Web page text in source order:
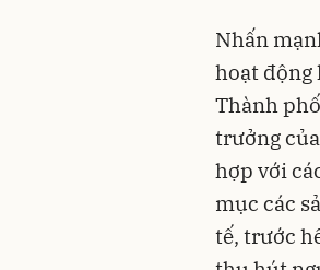
Nhấn
hoạt động
Thành
trưởng
hợp với
mục các
tế, trước